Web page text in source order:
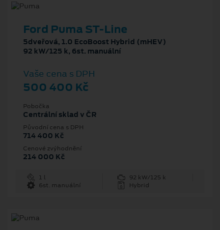
Ford Puma ST-Line
5dveřová, 1.0 EcoBoost Hybrid (mHEV)
92 kW/125 k, 6st. manuální
Vaše cena s DPH
500 400 Kč
Pobočka
Centrální sklad v ČR
Původní cena s DPH
714 400 Kč
Cenové zvýhodnění
214 000 Kč
1 l
92 kW/125 k
6st. manuální
Hybrid